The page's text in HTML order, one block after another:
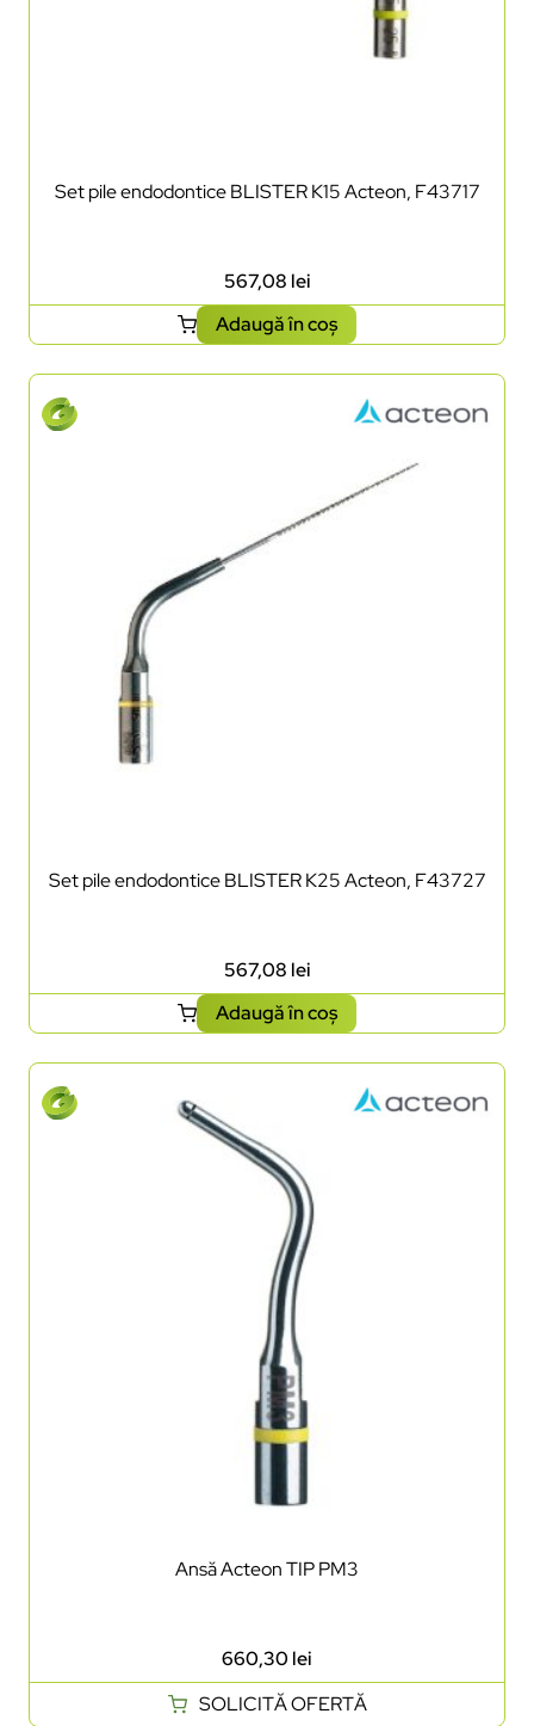
Set pile endodontice BLISTER K15 Acteon, F43717
567,08 lei
Adaugă în coș
Set pile endodontice BLISTER K25 Acteon, F43727
567,08 lei
Adaugă în coș
Ansă Acteon TIP PM3
660,30 lei
SOLICITĂ OFERTĂ